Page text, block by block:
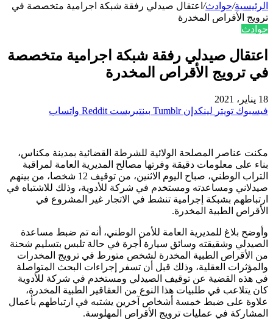
الرئيسية/حوادث/ اعتقال صيدلي رفقة شبكة اجرامية متخصصة في
ترويج الأقراص المخدرة
حوادث
اعتقال صيدلي رفقة شبكة اجرامية متخصصة
في ترويج الأقراص المخدرة
18 يناير، 2021
فيسبوك تويتر لينكدإن بينتيريست واتساب
مكنت عناصر المصلحة الولائية للشرطة القضائية بمدينة مكناس،
بناء على معلومات دقيقة وفرتها مصالح المديرية العامة لمراقبة
التراب الوطني، صباح اليوم الاثنين، من توقيف 12 شخصا، من بينهم
صيدلاني ومساعدته ومستخدم في شركة للأدوية، وذلك للاشتباه في
ارتباطهم بشبكة إجرامية تنشط في الاتجار غير المشروع في
الأقراص الطبية المخدرة.
وأوضح بلاغ للمديرية العامة للأمن الوطني، أنه تم ضبط مساعدة
الصيدلي وشقيقته وسائق سيارة أجرة في حالة تلبس بتسليم شحنة
من الأقراص الطبية المخدرة لشخص متورط في ترويج المخدرات
والمؤثرات العقلية، وذلك قبل أن تسفر إجراءات البحث المتواصلة
في هذه القضية عن توقيف الصيدلي ومستخدم في شركة للأدوية
كان يتلاعب في طلبيات هذا النوع من العقاقير الطبية المخدرة،
علاوة على ضبط خمسة أشخاص آخرين يشتبه في ارتباطهم بأعمال
المشاركة في عمليات ترويج الأقراص المهلوسة.